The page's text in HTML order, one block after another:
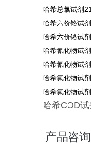
哈希总氯试剂
哈希六价铬试
哈希六价铬试
哈希氰化物试
哈希氰化物试
哈希氟化物试
哈希氟化物试
哈希COD试
产品咨询